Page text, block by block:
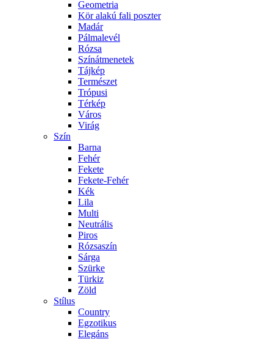
Geometria
Kör alakú fali poszter
Madár
Pálmalevél
Rózsa
Színátmenetek
Tájkép
Természet
Trópusi
Térkép
Város
Virág
Szín
Barna
Fehér
Fekete
Fekete-Fehér
Kék
Lila
Multi
Neutrális
Piros
Rózsaszín
Sárga
Szürke
Türkiz
Zöld
Stílus
Country
Egzotikus
Elegáns